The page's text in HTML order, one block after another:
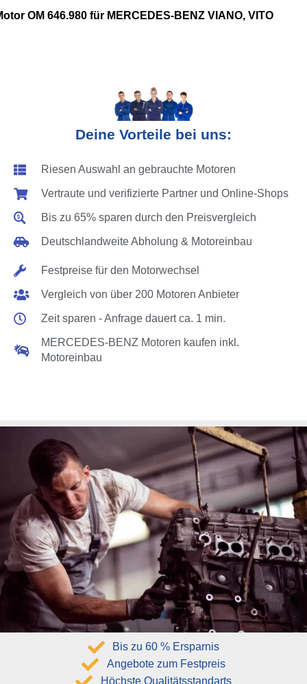
OM 646.980 für MERCEDES-BENZ VIANO, VITO
Deine Vorteile bei uns:
Riesen Auswahl an gebrauchte Motoren
Vertraute und verifizierte Partner und Online-Shops
Bis zu 65% sparen durch den Preisvergleich
Deutschlandweite Abholung & Motoreinbau
Festpreise für den Motorwechsel
Vergleich von über 200 Motoren Anbieter
Zeit sparen - Anfrage dauert ca. 1 min.
MERCEDES-BENZ Motoren kaufen inkl.
Motoreinbau
Bis zu 60 % Ersparnis
Angebote zum Festpreis
Höchste Qualitätsstandarts